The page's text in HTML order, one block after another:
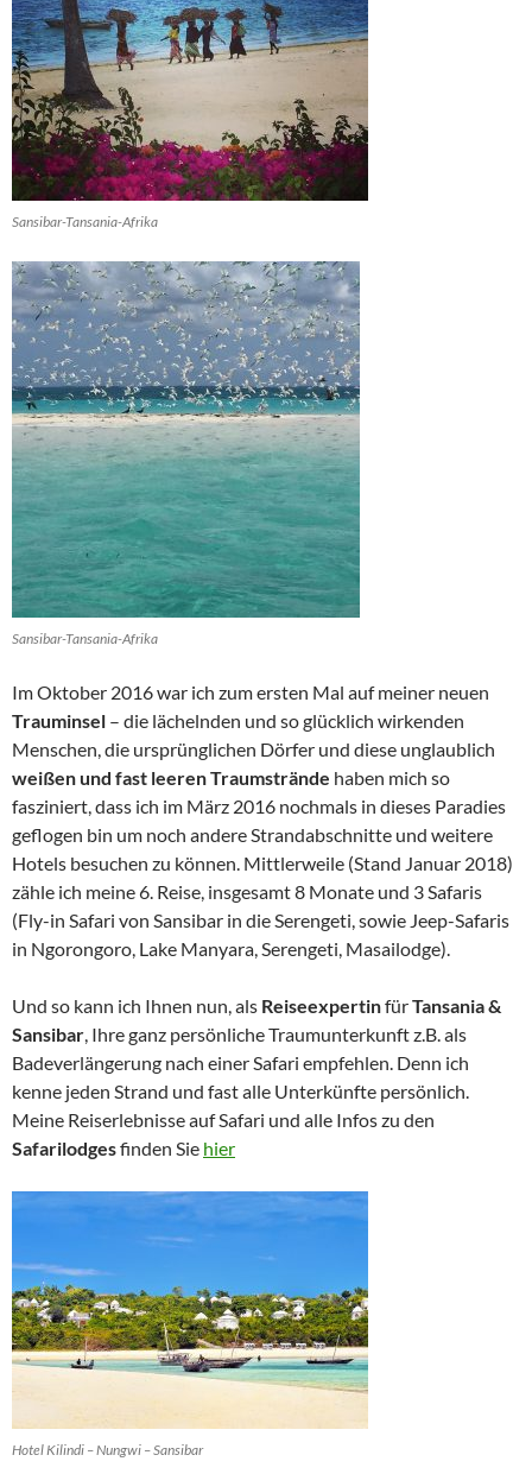
Sansibar-Tansania-Afrika
Sansibar-Tansania-Afrika
Im Oktober 2016 war ich zum ersten Mal auf meiner neuen
Trauminsel – die lächelnden und so glücklich wirkenden
Menschen, die ursprünglichen Dörfer und diese unglaublich
weißen und fast leeren Traumstrände haben mich so
fasziniert, dass ich im März 2016 nochmals in dieses Paradies
geflogen bin um noch andere Strandabschnitte und weitere
Hotels besuchen zu können. Mittlerweile (Stand Januar 2018)
zähle ich meine 6. Reise, insgesamt 8 Monate und 3 Safaris
(Fly-in Safari von Sansibar in die Serengeti, sowie Jeep-Safaris
in Ngorongoro, Lake Manyara, Serengeti, Masailodge).
Und so kann ich Ihnen nun, als ReiseexpertinfürTansania &
Sansibar, Ihre ganz persönliche Traumunterkunft z.B. als
Badeverlängerung nach einer Safari empfehlen. Denn ich
kenne jeden Strand und fast alle Unterkünfte persönlich.
Meine Reiserlebnisse auf Safari und alle Infos zu den
Safarilodgesfinden Sie hier
Hotel Kilindi – Nungwi – Sansibar